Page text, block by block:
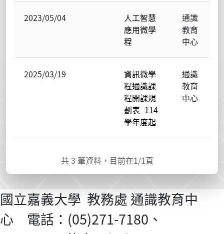
2023/05/04
人工智慧
應用微學
程
通識
教育
中心
2025/03/19
資訊微學
程通識課
程開課規
劃表_114
學年度起
通識
教育
中心
共3 筆資料，目前在1/1頁
國立嘉義大學 教務處 通識教育中
心 電話：(05)271-7180、